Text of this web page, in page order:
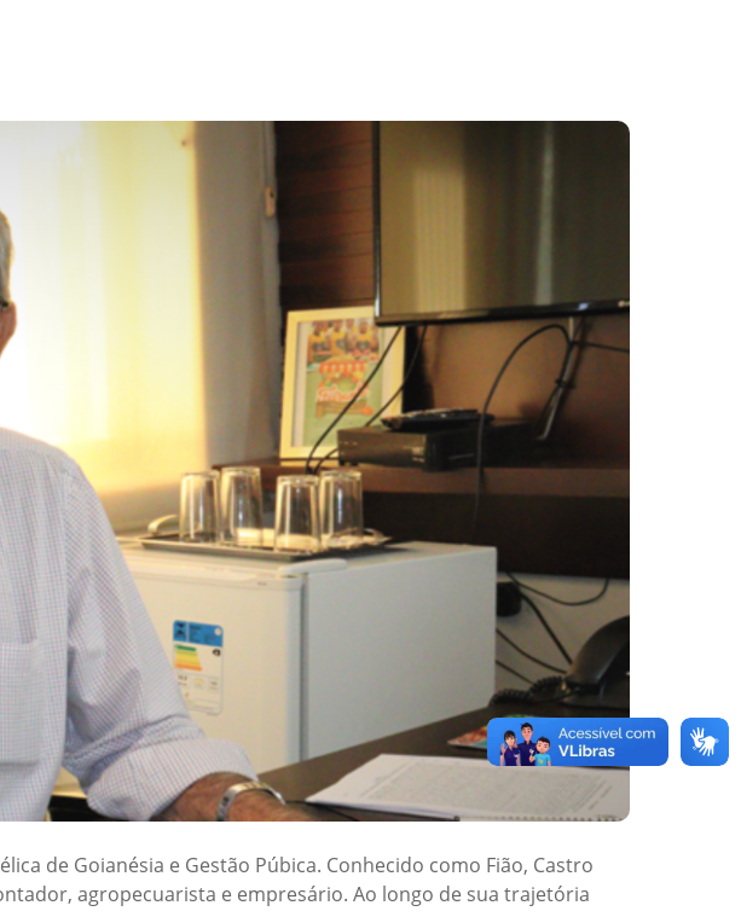
de Goianésia e Gestão Púbica. Conhecido como Fião, Castro
agropecuarista e empresário. Ao longo de sua trajetória